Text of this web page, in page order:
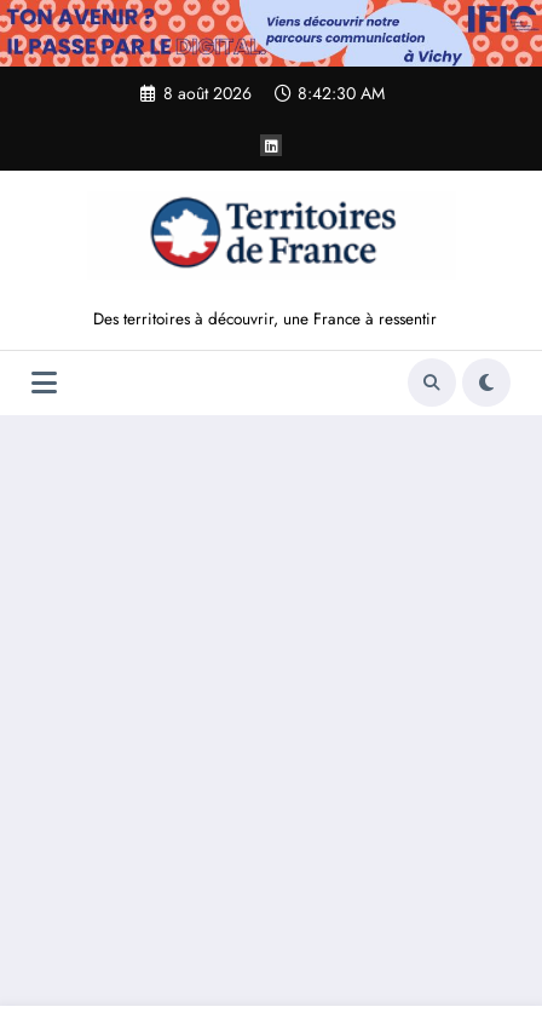
Aller
au
contenu
8 août 2026 8:42:32 AM
Des territoires à découvrir, une France à ressentir